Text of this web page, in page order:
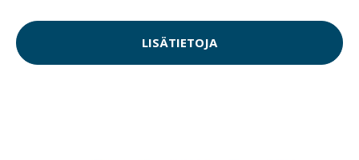
LISÄTIETOJA